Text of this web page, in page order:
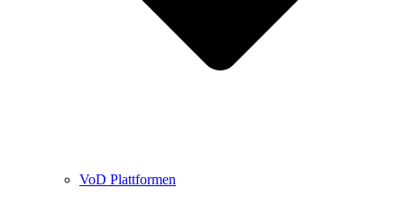
VoD Plattformen